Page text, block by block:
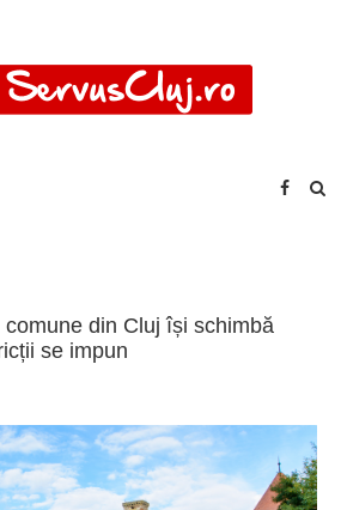
din Cluj își schimbă
se impun